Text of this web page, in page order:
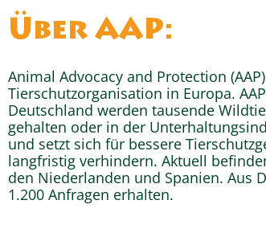
Über AAP:
Animal Advocacy and Protection
Tierschutzorganisation in Europa.
Deutschland werden tausende
gehalten oder in der
und setzt sich für bessere
langfristig verhindern. Aktuell
den Niederlanden und Spanien. Aus
1.200 Anfragen erhalten.